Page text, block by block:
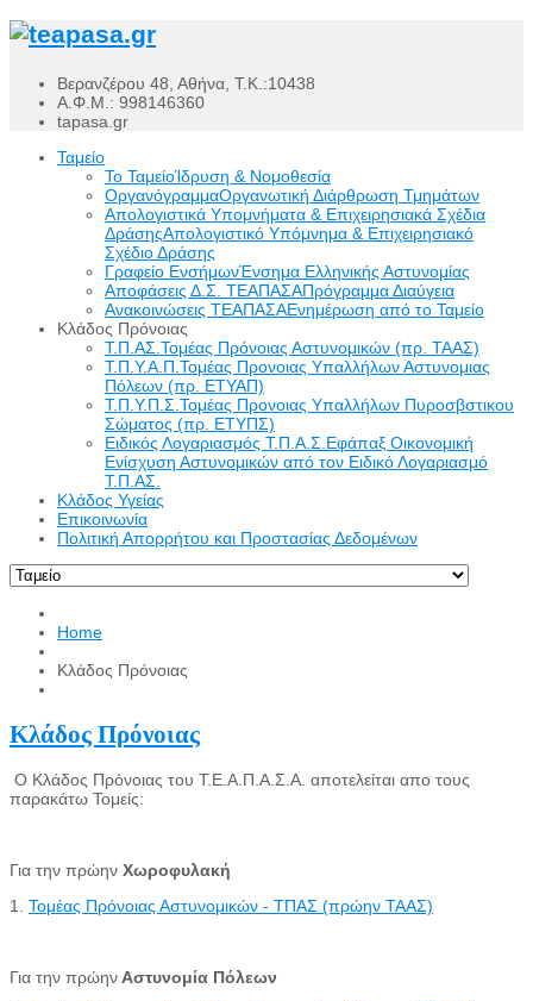
Βερανζέρου 48, Αθήνα, Τ.Κ.:10438
Α.Φ.Μ.: 998146360
tapasa.gr
Ταμείο
Το ΤαμείοΊδρυση & Νομοθεσία
ΟργανόγραμμαΟργανωτική Διάρθρωση Τμημάτων
Απολογιστικά Υπομνήματα & Επιχειρησιακά Σχέδια
ΔράσηςΑπολογιστικό Υπόμνημα & Επιχειρησιακό
Σχέδιο Δράσης
Γραφείο ΕνσήμωνΈνσημα Ελληνικής Αστυνομίας
Αποφάσεις Δ.Σ. ΤΕΑΠΑΣΑΠρόγραμμα Διαύγεια
Ανακοινώσεις ΤΕΑΠΑΣΑΕνημέρωση από το Ταμείο
Κλάδος Πρόνοιας
Τ.Π.ΑΣ.Τομέας Πρόνοιας Αστυνομικών (πρ. ΤΑΑΣ)
Τ.Π.Υ.Α.Π.Τομέας Προνοιας Υπαλλήλων Αστυνομιας
Πόλεων (πρ. ΕΤΥΑΠ)
Τ.Π.Υ.Π.Σ.Τομέας Προνοιας Υπαλλήλων Πυροσβστικου
Σώματος (πρ. ΕΤΥΠΣ)
Ειδικός Λογαριασμός Τ.Π.Α.Σ.Εφάπαξ Οικονομική
Ενίσχυση Αστυνομικών από τον Ειδικό Λογαριασμό
Τ.Π.ΑΣ.
Κλάδος Υγείας
Επικοινωνία
Πολιτική Απορρήτου και Προστασίας Δεδομένων
Home
Κλάδος Πρόνοιας
Κλάδος Πρόνοιας
Ο Κλάδος Πρόνοιας του Τ.Ε.Α.Π.Α.Σ.Α. αποτελείται απο τους
παρακάτω Τομείς:
Για την πρώην Χωροφυλακή
1. Τομέας Πρόνοιας Αστυνομικών - ΤΠΑΣ (πρώην ΤΑΑΣ)
Για την πρώηνΑστυνομία Πόλεων